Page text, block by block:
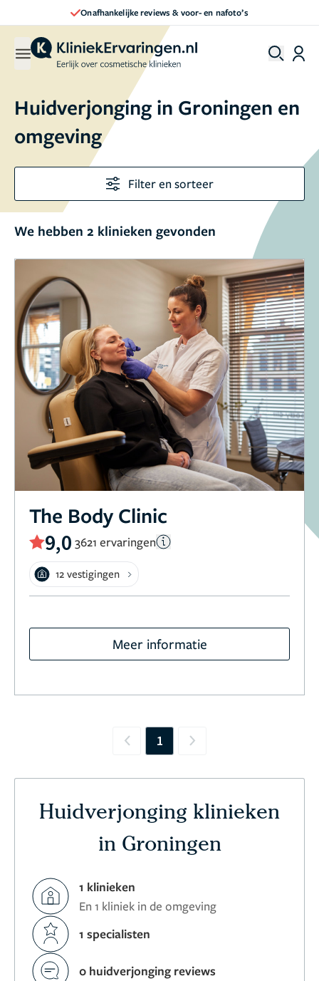
Onafhankelijke reviews & voor- en nafoto’s
Huidverjonging in Groningen en
omgeving
Filter en sorteer
We hebben 2 klinieken gevonden
The Body Clinic
9,0 3621 ervaringen
12 vestigingen
Meer informatie
Previous
1 Next
Huidverjonging klinieken
in Groningen
1 klinieken
En 1 kliniek in de omgeving
1 specialisten
0 huidverjonging reviews